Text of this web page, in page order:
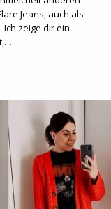
Jeans, auch als
zeige dir ein